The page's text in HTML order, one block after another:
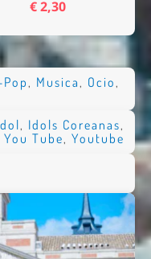
€ 2,30
, Musica , Ocio ,
, Idols Coreanas,
You Tube, Youtube